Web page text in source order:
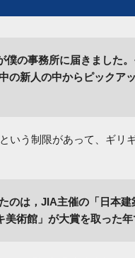
の事務所に届きました
の新人の中からピックア
いう制限があって、ギリ
のは，JIA主催の「日本
美術館」が大賞を取った